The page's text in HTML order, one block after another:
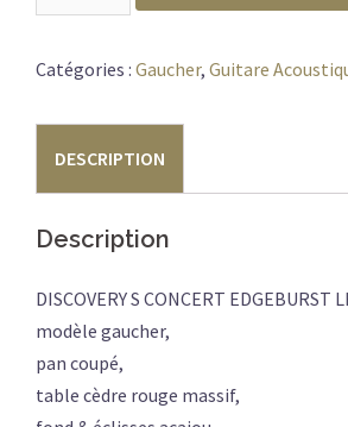
DISCOVERY
CONCERT
LH
CE
EDGE
Catégories : Gaucher, Guitare
DESCRIPTION
Description
DISCOVERY S CONCERT EDGEBURST
modèle gaucher,
pan coupé,
table cèdre rouge massif,